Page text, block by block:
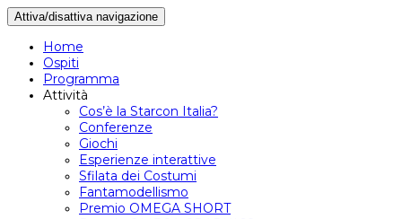
Attiva/disattiva navigazione
Home
Ospiti
Programma
Attività
Cos’è la Starcon Italia?
Conferenze
Giochi
Esperienze interattive
Sfilata dei Costumi
Fantamodellismo
Premio OMEGA SHORT